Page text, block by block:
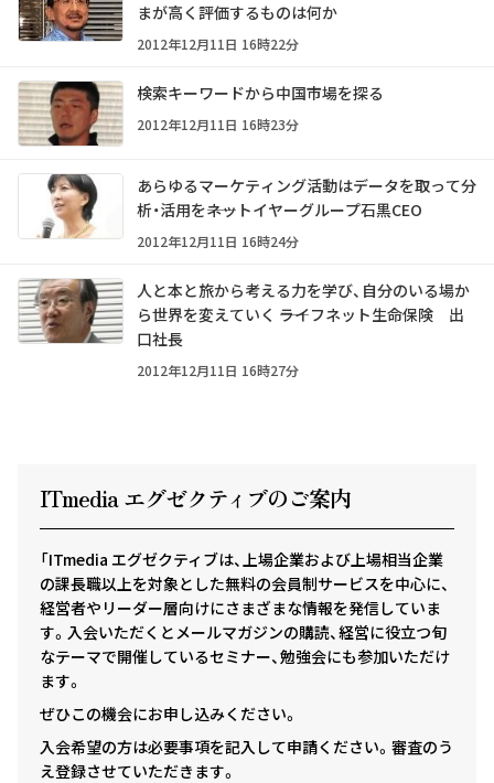
まが高く評価するものは何か
2012年12月11日 16時22分
検索キーワードから中国市場を探る
2012年12月11日 16時23分
あらゆるマーケティング活動はデータを取って分
析・活用を――ネットイヤーグループ石黒CEO
2012年12月11日 16時24分
人と本と旅から考える力を学び、自分のいる場か
ら世界を変えていく ――ライフネット生命保険 出
口社長
2012年12月11日 16時27分
ITmedia エグゼクティ ブのご案内
「ITmedia エグゼクティブは、上場企業および上場相当企業
の課長職以上を対象とした無料の会員制サービスを中心に、
経営者やリーダー層向けにさまざまな情報を発信していま
す。入会いただくとメールマガジンの購読、経営に役立つ旬
なテーマで開催しているセミナー、勉強会にも参加いただけ
ます。
ぜひこの機会にお申し込みください。
入会希望の方は必要事項を記入して申請ください。審査のう
え登録させていただきます。